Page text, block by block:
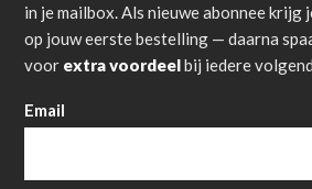
in je mailbox. Als nieuwe abonnee krijg
op jouw eerste bestelling — daarna
voor extra voordeelbij iedere
Email